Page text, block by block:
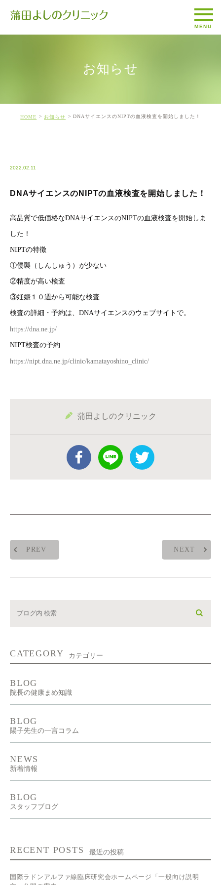
お知らせ
HOME お知らせ DNAサイエンスのNIPTの血液検査を開始しました！
2022.02.11
DNAサイエンスのNIPTの血液検査を開始しました！
高品質で低価格なDNAサイエンスのNIPTの血液検査を開始しま
した！
NIPTの特徴
①侵襲（しんしゅう）が少ない
②精度が高い検査
③妊娠１０週から可能な検査
検査の詳細・予約は、DNAサイエンスのウェブサイトで。
https://dna.ne.jp/
NIPT検査の予約
https://nipt.dna.ne.jp/clinic/kamatayoshino_clinic/
蒲田よしのクリニック
PREV NEXT
CATEGORY カテゴリー
BLOG
院長の健康まめ知識
BLOG
陽子先生の一言コラム
NEWS
新着情報
BLOG
スタッフブログ
RECENT POSTS 最近の投稿
国際ラドンアルファ線臨床研究会ホームページ「一般向け説明